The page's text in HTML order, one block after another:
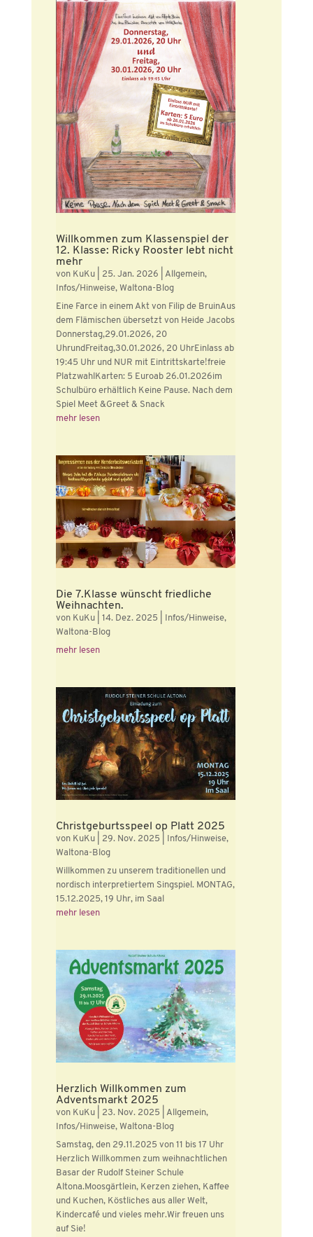
Willkommen zum Klassenspiel der
12. Klasse: Ricky Rooster lebt nicht
mehr
von KuKu| 25. Jan. 2026 Allgemein,
Infos/Hinweise, Waltona-Blog
Eine Farce in einem Akt von Filip de BruinAus
dem Flämischen übersetzt von Heide Jacobs
Donnerstag,29.01.2026, 20
UhrundFreitag,30.01.2026, 20 UhrEinlass ab
19:45 Uhr und NUR mit Eintrittskarte!freie
PlatzwahlKarten: 5 Euroab 26.01.2026im
Schulbüro erhältlich Keine Pause. Nach dem
Spiel Meet &Greet & Snack
mehr lesen
Die 7.Klasse wünscht friedliche
Weihnachten.
von KuKu| 14. Dez. 2025 Infos/Hinweise,
Waltona-Blog
mehr lesen
Christgeburtsspeel op Platt 2025
von KuKu| 29. Nov. 2025 Infos/Hinweise,
Waltona-Blog
Willkommen zu unserem traditionellen und
nordisch interpretiertem Singspiel. MONTAG,
15.12.2025, 19 Uhr, im Saal
mehr lesen
Herzlich Willkommen zum
Adventsmarkt 2025
von KuKu| 23. Nov. 2025 Allgemein,
Infos/Hinweise, Waltona-Blog
Samstag, den 29.11.2025 von 11 bis 17 Uhr
Herzlich Willkommen zum weihnachtlichen
Basar der Rudolf Steiner Schule
Altona.Moosgärtlein, Kerzen ziehen, Kaffee
und Kuchen, Köstliches aus aller Welt,
Kindercafé und vieles mehr.Wir freuen uns
auf Sie!